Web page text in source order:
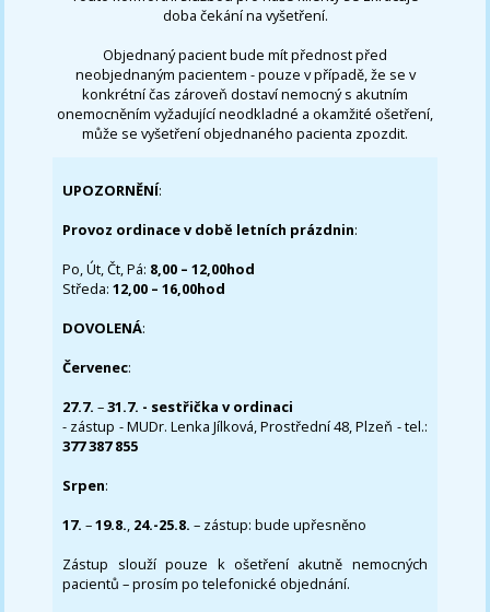
doba čekání na vyšetření.
Objednaný pacient bude mít přednost před
neobjednaným pacientem - pouze v případě, že se v
konkrétní čas zároveň dostaví nemocný s akutním
onemocněním vyžadující neodkladné a okamžité ošetření,
může se vyšetření objednaného pacienta zpozdit.
UPOZORNĚNÍ:
Provoz ordinace v době letních prázdnin:
Po, Út, Čt, Pá: 8,00 – 12,00hod
Středa:12,00 – 16,00hod
DOVOLENÁ:
Červenec:
27.7.–31.7. - sestřička v ordinaci
- zástup - MUDr. Lenka Jílková, Prostřední 48, Plzeň - tel.:
377 387 855
Srpen:
17. –19.8., 24.-25.8. – zástup: bude upřesněno
Zástup slouží pouze k ošetření akutně nemocných
pacientů – prosím po telefonické objednání.